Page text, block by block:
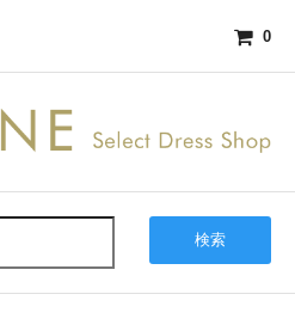
0
検索